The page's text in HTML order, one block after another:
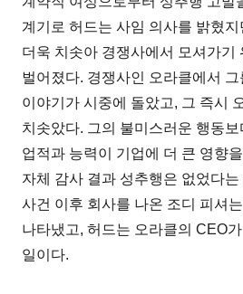
계기로 허드는 사임 의사를 밝혔
더욱 치솟아 경쟁사에서 모셔가기
벌어졌다. 경쟁사인 오라클에서
이야기가 시중에 돌았고, 그 즉시
치솟았다. 그의 불미스러운 행동
업적과 능력이 기업에 더 큰 영향
자체 감사 결과 성추행은 없었다는
사건 이후 회사를 나온 조디 피셔
나타냈고, 허드는 오라클의 CEO
일이다.